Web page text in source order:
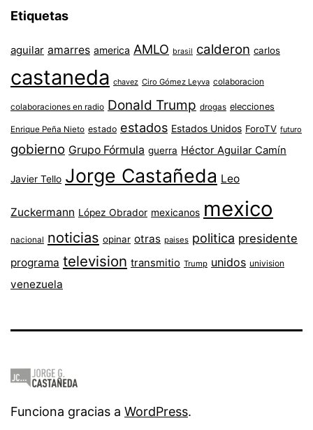
Etiquetas
aguilar amarres america AMLO brasil calderon carlos
castaneda chavez Ciro Gómez Leyva colaboracion
colaboraciones en radio Donald Trump drogas elecciones
Enrique Peña Nieto estado estados Estados Unidos ForoTV futuro
gobierno Grupo Fórmula guerra Héctor Aguilar Camín
Javier Tello Jorge Castañeda Leo
Zuckermann López Obrador mexicanos mexico
nacional noticias opinar otras paises politica presidente
programa television transmitio Trump unidos univision
venezuela
Funciona gracias a WordPress.